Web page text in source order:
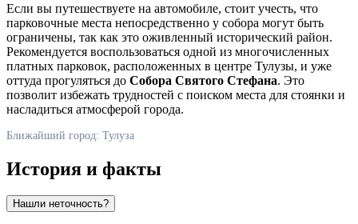
Если вы путешествуете на автомобиле, стоит учесть, что
парковочные места непосредственно у собора могут быть
ограничены, так как это оживленный исторический район.
Рекомендуется воспользоваться одной из многочисленных
платных парковок, расположенных в центре Тулузы, и уже
оттуда прогуляться до Собора Святого Стефана. Это
позволит избежать трудностей с поиском места для стоянки и
насладиться атмосферой города.
Ближайший город: Тулуза
История и факты
Нашли неточность?